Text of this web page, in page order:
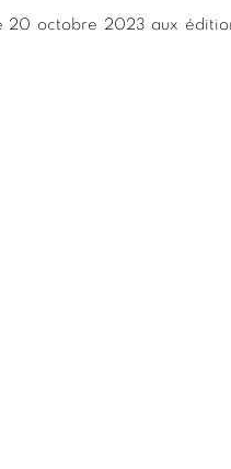
20 octobre 2023 aux